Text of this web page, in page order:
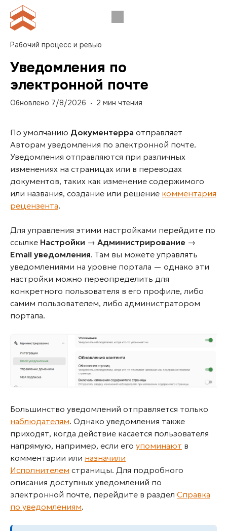
Рабочий процесс и ревью
Уведомления по
электронной почте
Обновлено 7/8/2026 2 мин чтения
По умолчанию Документерра отправляет
Авторам уведомления по электронной почте.
Уведомления отправляются при различных
изменениях на страницах или в переводах
документов, таких как изменение содержимого
или названия, создание или решение комментария
рецензента.
Для управления этими настройками перейдите по
ссылке Настройки → Администрирование →
Email уведомления. Там вы можете управлять
уведомлениями на уровне портала — однако эти
настройки можно переопределить для
конкретного пользователя в его профиле, либо
самим пользователем, либо администратором
портала.
Большинство уведомлений отправляется только
наблюдателям. Однако уведомления также
приходят, когда действие касается пользователя
напрямую, например, если его упоминают в
комментарии или назначили
Исполнителем страницы. Для подробного
описания доступных уведомлений по
электронной почте, перейдите в раздел Справка
по уведомлениям.